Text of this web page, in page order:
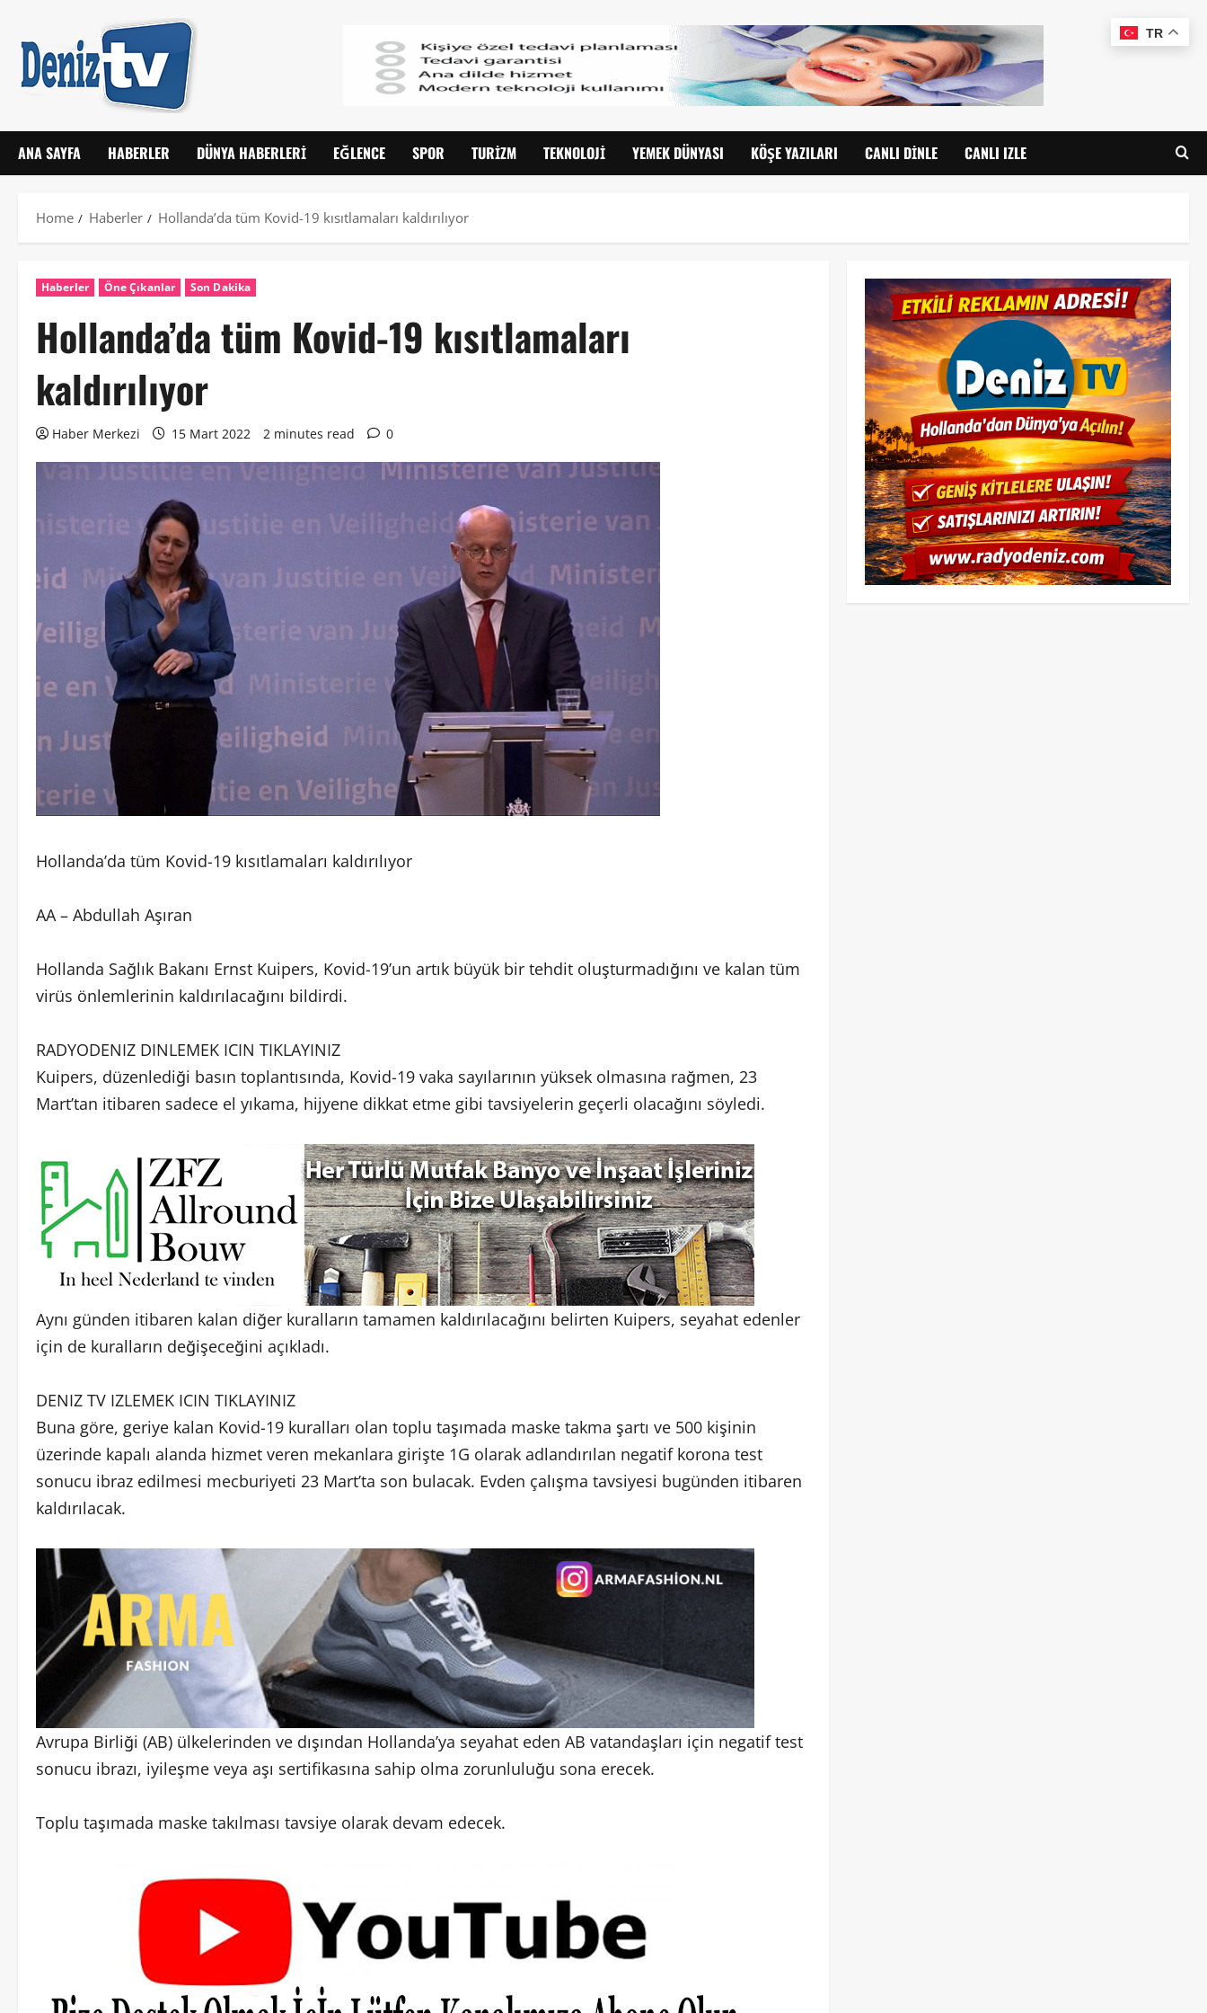
ANA SAYFA HABERLER DÜNYA HABERLERI EĞLENCE SPOR TURIZM TEKNOLOJI YEMEK DÜNYASI KÖŞE YAZILARI CANLI DINLE CANLI IZLE
Home Haberler Hollanda’da tüm Kovid-19 kısıtlamaları kaldırılıyor
Haberler Öne Çıkanlar Son Dakika
Hollanda’da tüm Kovid-19 kısıtlamaları
kaldırılıyor
Haber Merkezi 15 Mart 2022 2 minutes read 0
Hollanda’da tüm Kovid-19 kısıtlamaları kaldırılıyor
AA – Abdullah Aşıran
Hollanda Sağlık Bakanı Ernst Kuipers, Kovid-19’un artık büyük bir tehdit oluşturmadığını ve kalan tüm
virüs önlemlerinin kaldırılacağını bildirdi.
RADYODENIZ DINLEMEK ICIN TIKLAYINIZ
Kuipers, düzenlediği basın toplantısında, Kovid-19 vaka sayılarının yüksek olmasına rağmen, 23
Mart’tan itibaren sadece el yıkama, hijyene dikkat etme gibi tavsiyelerin geçerli olacağını söyledi.
Aynı günden itibaren kalan diğer kuralların tamamen kaldırılacağını belirten Kuipers, seyahat edenler
için de kuralların değişeceğini açıkladı.
DENIZ TV IZLEMEK ICIN TIKLAYINIZ
Buna göre, geriye kalan Kovid-19 kuralları olan toplu taşımada maske takma şartı ve 500 kişinin
üzerinde kapalı alanda hizmet veren mekanlara girişte 1G olarak adlandırılan negatif korona test
sonucu ibraz edilmesi mecburiyeti 23 Mart’ta son bulacak. Evden çalışma tavsiyesi bugünden itibaren
kaldırılacak.
Avrupa Birliği (AB) ülkelerinden ve dışından Hollanda’ya seyahat eden AB vatandaşları için negatif test
sonucu ibrazı, iyileşme veya aşı sertifikasına sahip olma zorunluluğu sona erecek.
Toplu taşımada maske takılması tavsiye olarak devam edecek.
TR